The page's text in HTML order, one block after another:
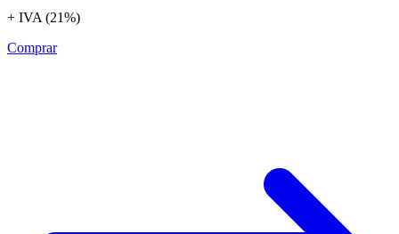
+ IVA (21%)
Comprar